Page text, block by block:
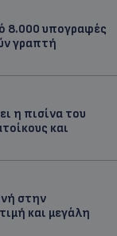
8.000 υπογραφές
γραπτή
η πισίνα του
και
στην
και μεγάλη